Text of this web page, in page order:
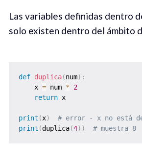
Las variables definidas dentro
solo existen dentro del ámbito
def duplica(num) :
    x
= num *
2
return x
print (x)
# error - x no está
print (duplica(4) ) # muestra 8